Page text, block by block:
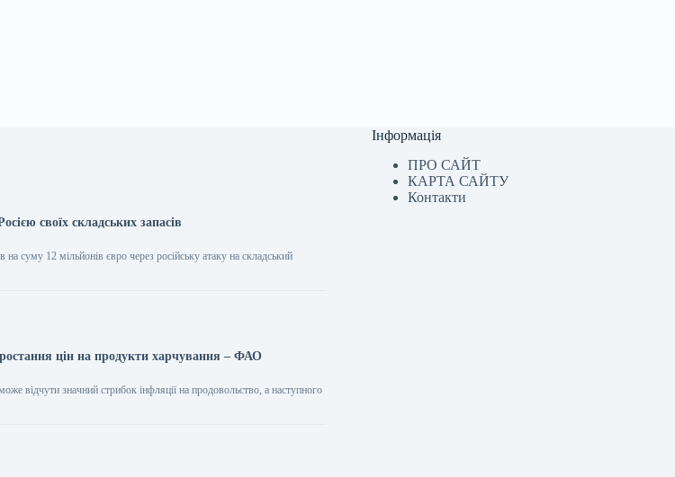
своїх складських запасів
суму 12 мільйонів євро через російську атаку на складський
цін на продукти харчування – ФАО
відчути значний стрибок інфляції на продовольство, а наступного
Інформація
ПРО САЙТ
КАРТА САЙТУ
Контакти